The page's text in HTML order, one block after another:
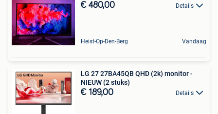
€ 480,00 Details
Heist-Op-Den-Berg Vandaag
LG 27 27BA45QB QHD (2k) monitor -
NIEUW (2 stuks)
€ 189,00 Details